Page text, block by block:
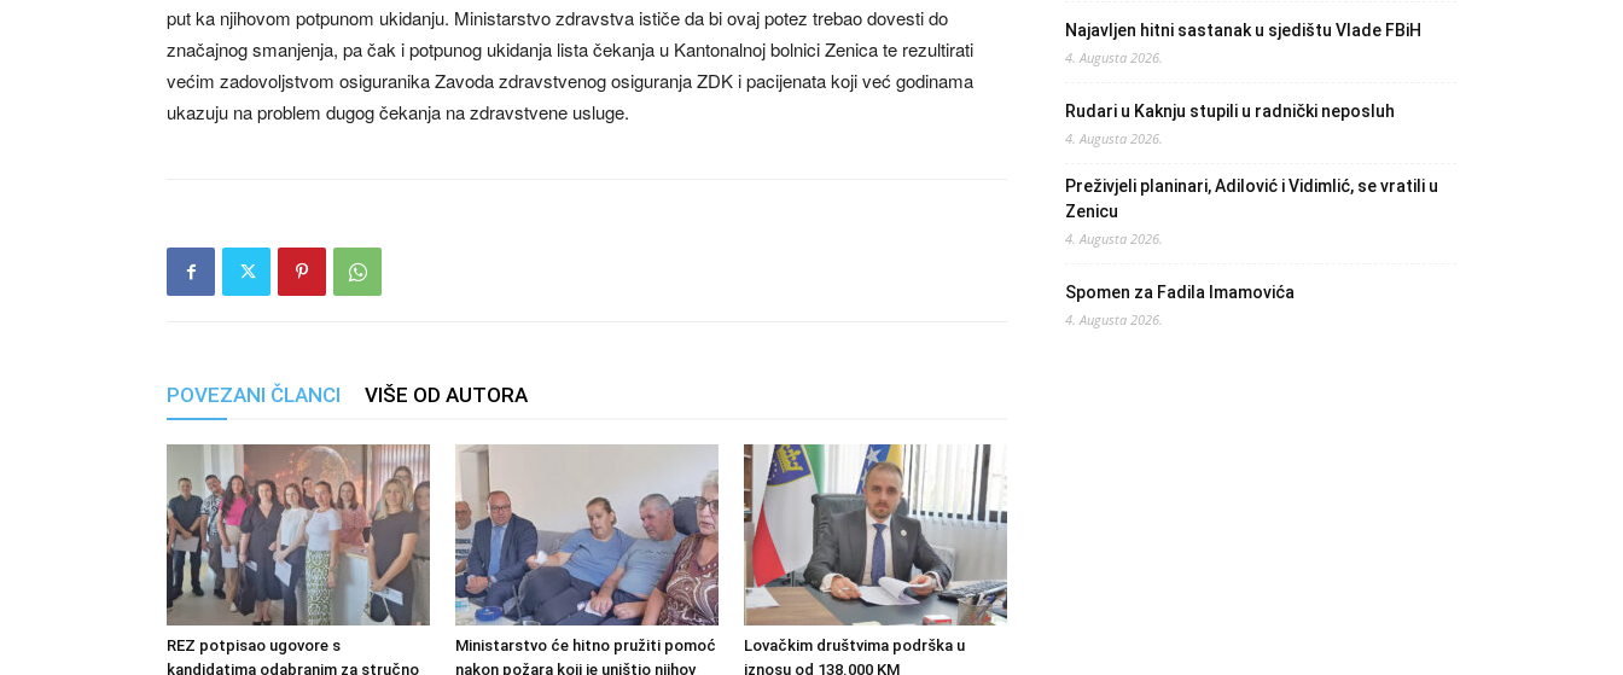
put ka njihovom potpunom ukidanju. Ministarstvo zdravstva ističe da bi ovaj potez trebao dovesti do
značajnog smanjenja, pa čak i potpunog ukidanja lista čekanja u Kantonalnoj bolnici Zenica te rezultirati
većim zadovoljstvom osiguranika Zavoda zdravstvenog osiguranja ZDK i pacijenata koji već godinama
ukazuju na problem dugog čekanja na zdravstvene usluge.
POVEZANI ČLANCI VIŠE OD AUTORA
REZ potpisao ugovore s
kandidatima odabranim za stručno
Ministarstvo će hitno pružiti pomoć
nakon požara koji je uništio njihov
Lovačkim društvima podrška u
iznosu od 138.000 KM
Najavljen hitni sastanak u sjedištu Vlade FBiH
4. Augusta 2026.
Rudari u Kaknju stupili u radnički neposluh
4. Augusta 2026.
Preživjeli planinari, Adilović i Vidimlić, se vratili u
Zenicu
4. Augusta 2026.
Spomen za Fadila Imamovića
4. Augusta 2026.